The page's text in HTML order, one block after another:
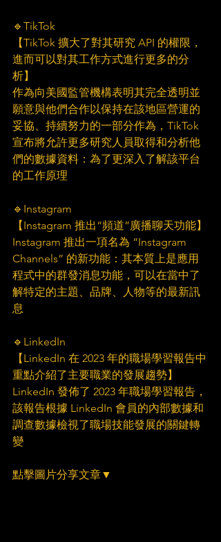
🔹TikTok
【TikTok 擴大了對其研究 API 的權限，
進而可以對其工作方式進行更多的分
析】
作為向美國監管機構表明其完全透明並
願意與他們合作以保持在該地區營運的
妥協、持續努力的一部分作為，TikTok
宣布將允許更多研究人員取得和分析他
們的數據資料：為了更深入了解該平台
的工作原理
🔹Instagram
【Instagram 推出“頻道”廣播聊天功能】
Instagram 推出一項名為 “Instagram
Channels” 的新功能：其本質上是應用
程式中的群發消息功能，可以在當中了
解特定的主題、品牌、人物等的最新訊
息
🔹LinkedIn
【LinkedIn 在 2023 年的職場學習報告中
重點介紹了主要職業的發展趨勢】
LinkedIn 發佈了 2023 年職場學習報告，
該報告根據 LinkedIn 會員的內部數據和
調查數據檢視了職場技能發展的關鍵轉
變
點擊圖片分享文章▼